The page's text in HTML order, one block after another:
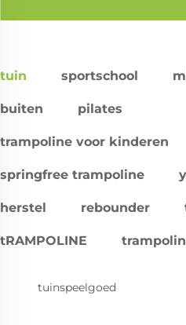
tuin sportschool
buiten pilates
trampoline voor kinderen
springfree trampoline
herstel rebounder
tRAMPOLINE
tuinspeelgoed